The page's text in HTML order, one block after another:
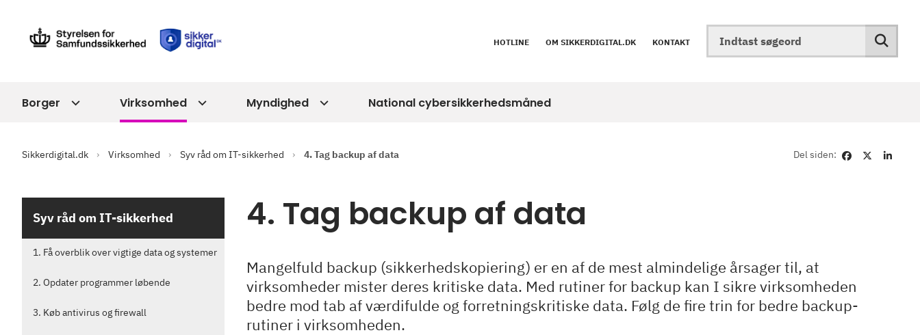
HOTLINE OM SIKKERDIGITAL.DK KONTAKT
Borger Virksomhed Myndighed National cybersikkerhedsmåned
Sikkerdigital.dk Virksomhed Syv råd om IT-sikkerhed 4. Tag backup af data Del siden:
Syv råd om IT-sikkerhed
1. Få overblik over vigtige data og systemer
2. Opdater programmer løbende
3. Køb antivirus og firewall
4. Tag backup af data
Mangelfuld backup (sikkerhedskopiering) er en af de mest almindelige årsager til, at
virksomheder mister deres kritiske data. Med rutiner for backup kan I sikre virksomheden
bedre mod tab af værdifulde og forretningskritiske data. Følg de fire trin for bedre backup-
rutiner i virksomheden.